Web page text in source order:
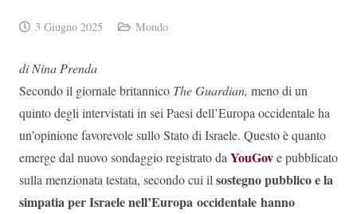
3 Giugno 2025 Mondo
di Nina Prenda
Secondo il giornale britannico The Guardian, meno di un
quinto degli intervistati in sei Paesi dell’Europa occidentale ha
un’opinione favorevole sullo Stato di Israele. Questo è quanto
emerge dal nuovo sondaggio registrato daYouGove pubblicato
sulla menzionata testata, secondo cui ilsostegno pubblico e la
simpatia per Israele nell’Europa occidentale hanno